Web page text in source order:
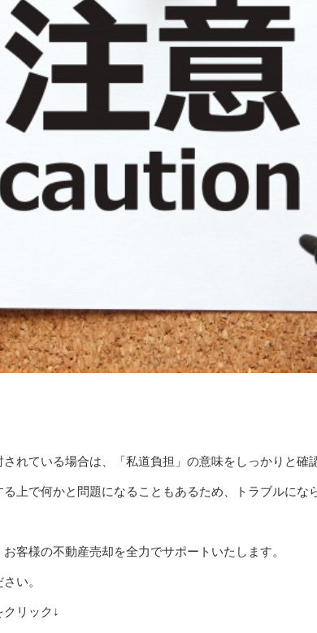
れている場合は、「私道負担」の意味をしっかりと確
上で何かと問題になることもあるため、トラブルにな
お客様の不動産売却を全力でサポートいたします。
い。
リック↓